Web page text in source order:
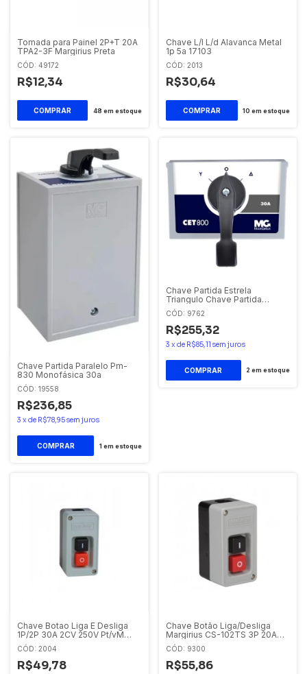
Tomada para Painel 2P+T 20A
TPA2-3F Margirius Preta
CÓD: 49172
R$12,34
48 em estoque
Chave L/l L/d Alavanca Metal
1p 5a 17103
CÓD: 2013
R$30,64
10 em estoque
Chave Partida Paralelo Pm-
830 Monofásica 30a
CÓD: 19558
R$236,85
3 x de R$78,95sem juros
1 em estoque
Chave Partida Estrela
Triangulo Chave Partida
Estrela Triangulo
CÓD: 9762
R$255,32
3 x de R$85,11 sem juros
2 em estoque
Chave Botao Liga E Desliga
1P/2P 30A 2CV 250V Pt/vM
CS-102mp C1A1FEMP
Margirius
CÓD: 2004
R$49,78
Chave Botão Liga/Desliga
Margirius CS-102TS 3P 20A
250V PT/VM
CÓD: 9300
R$55,86